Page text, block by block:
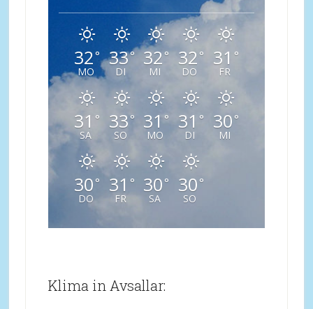
32°
MO
33°
DI
32°
MI
32 °
DO
31 °
FR
31 °
SA
33°
SO
31°
MO
31 °
DI
30 °
MI
30°
DO
31 °
FR
30 °
SA
30 °
SO
Klima in Avsallar: